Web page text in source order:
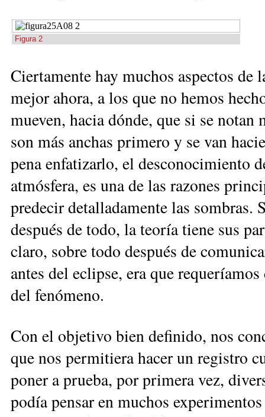
Figura 2
Ciertamente hay muchos aspectos de
mejor ahora, a los que no hemos
mueven, hacia dónde, que si se
son más anchas primero y se van
pena enfatizarlo, el desconocimiento
atmósfera, es una de las razones
predecir detalladamente las sombras.
después de todo, la teoría tiene sus
claro, sobre todo después de
antes del eclipse, era que
del fenómeno.
Con el objetivo bien definido, nos
que nos permitiera hacer un registro
poner a prueba, por primera vez,
podía pensar en muchos